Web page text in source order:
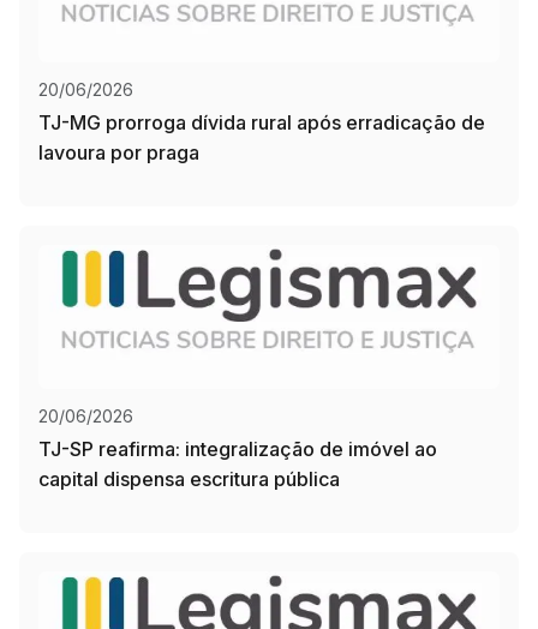
20/06/2026
TJ-MG prorroga dívida rural após erradicação de
lavoura por praga
20/06/2026
TJ-SP reafirma: integralização de imóvel ao
capital dispensa escritura pública